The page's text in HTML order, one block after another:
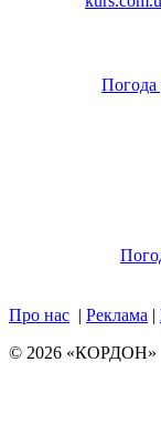
Погода
Про нас | Реклама |
© 2026 «КОРДОН»